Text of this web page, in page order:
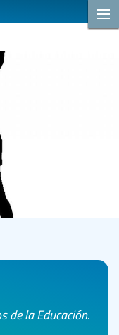
de la Educación.